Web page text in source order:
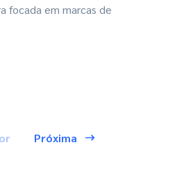
focada em marcas de
Próxima